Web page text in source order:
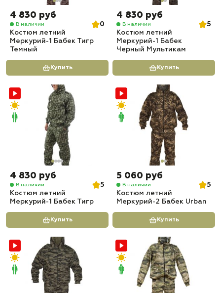
4 830 руб
В наличии
0
Костюм летний
Меркурий-1 Бабек Тигр
Темный
Купить
4 830 руб
В наличии
5
Костюм летний
Меркурий-1 Бабек
Черный Мультикам
Купить
4 830 руб
В наличии
5
Костюм летний
Меркурий-1 Бабек Тигр
Купить
5 060 руб
В наличии
5
Костюм летний
Меркурий-2 Бабек Urban
Купить